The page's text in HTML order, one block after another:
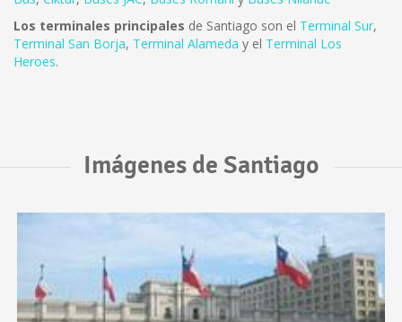
Los terminales principales de Santiago son el Terminal Sur,
Terminal San Borja, Terminal Alameda y el Terminal Los
Heroes.
Imágenes de Santiago